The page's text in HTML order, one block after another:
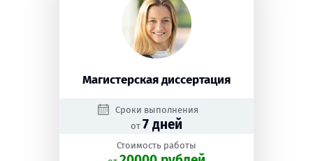
Магистерская диссертация
Сроки выполнения
от 7 дней
Стоимость работы